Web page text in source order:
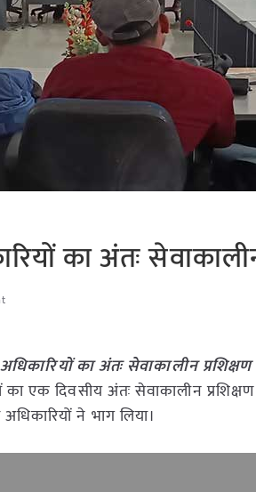
का अंतः
का अंतः सेवाकालीन
एक दिवसीय अंतः सेवाकालीन
ने भाग लिया।